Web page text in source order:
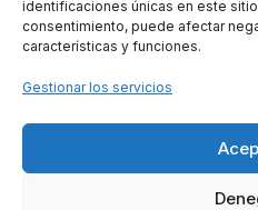
identificaciones únicas en este
consentimiento, puede afectar
características y funciones.
Gestionar los servicios
administracion@arternativas.com
info@arternativas.com
ARTERNATIVAS
– Proyecto
SL · CIF B26847376 · Conil de la
2020 · 2026 - © Todos los